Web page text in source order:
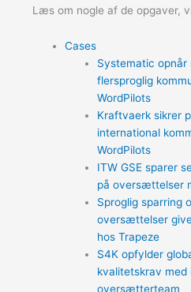
Læs om nogle af de opgaver,
Cases
Systematic opnår
flersproglig
WordPilots
Kraftvaerk sikrer
international
WordPilots
ITW GSE sparer
på oversættelser
Sproglig sparring
oversættelser
hos Trapeze
S4K opfylder
kvalitetskrav med
oversætterteam